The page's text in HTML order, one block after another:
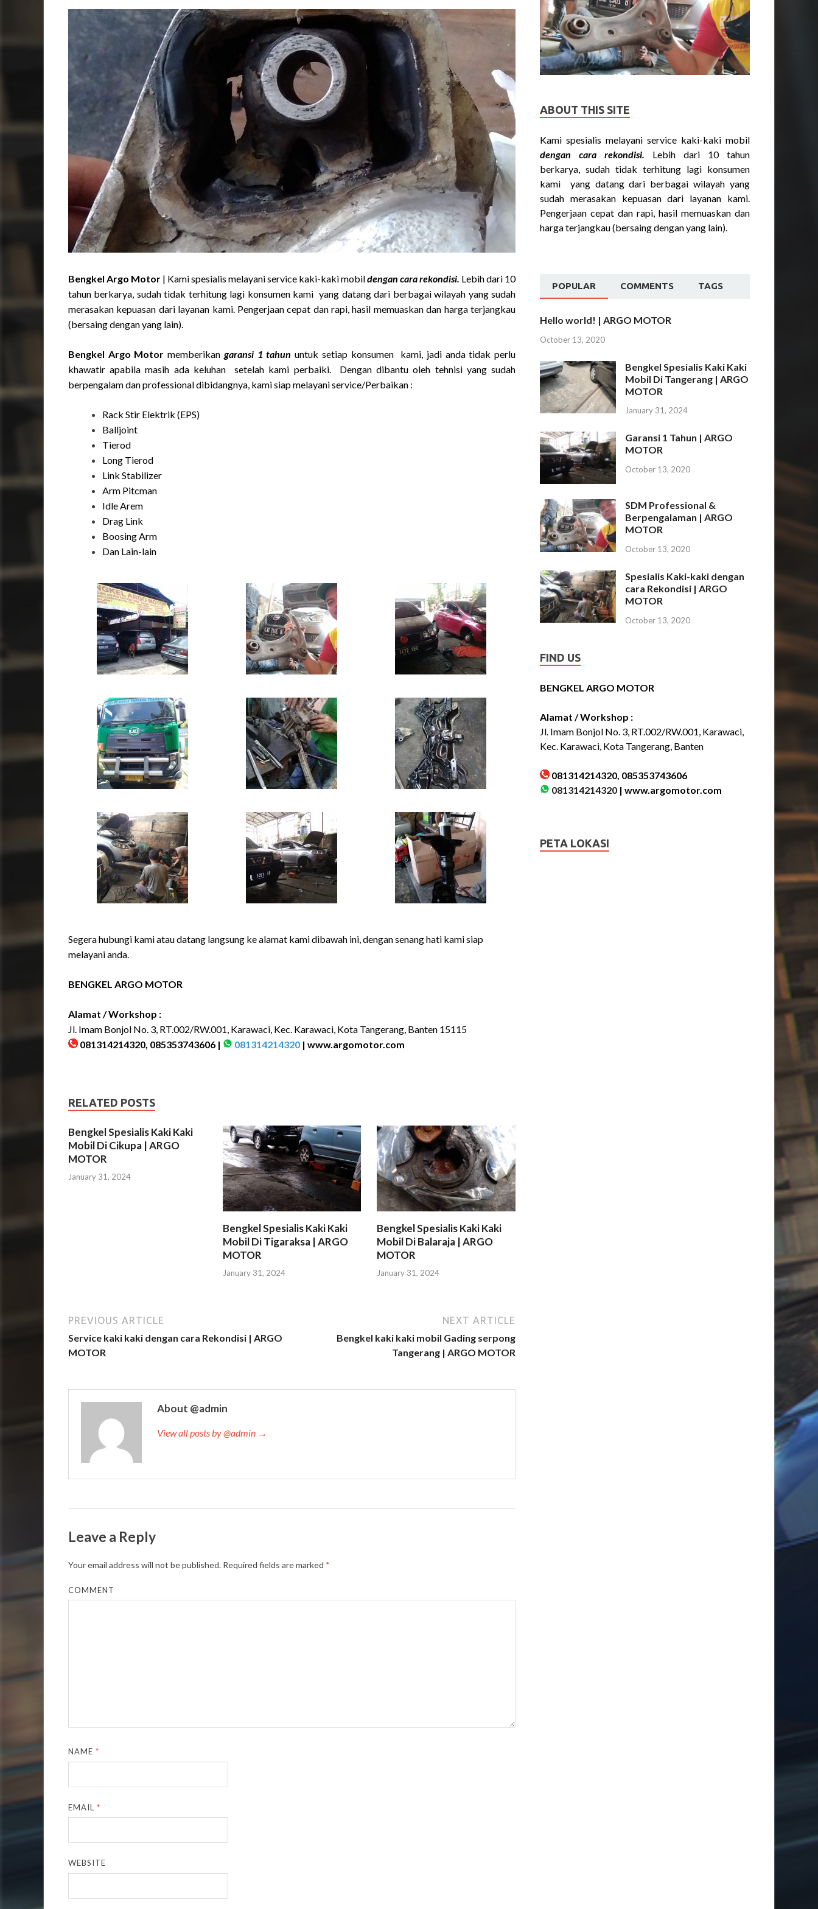
Bengkel Argo Motor | Kami spesialis melayani service kaki-kaki mobildengan cara rekondisi. Lebih dari 10
tahun berkarya, sudah tidak terhitung lagi konsumen kami yang datang dari berbagai wilayah yang sudah
merasakan kepuasan dari layanan kami. Pengerjaan cepat dan rapi, hasil memuaskan dan harga terjangkau
(bersaing dengan yang lain).
Bengkel Argo Motormemberikan garansi 1 tahun untuk setiap konsumen kami, jadi anda tidak perlu
khawatir apabila masih ada keluhan setelah kami perbaiki. Dengan dibantu oleh tehnisi yang sudah
berpengalam dan professional dibidangnya, kami siap melayani service/Perbaikan :
Rack Stir Elektrik (EPS)
Balljoint
Tierod
Long Tierod
Link Stabilizer
Arm Pitcman
Idle Arem
Drag Link
Boosing Arm
Dan Lain-lain
Segera hubungi kami atau datang langsung ke alamat kami dibawah ini, dengan senang hati kami siap
melayani anda.
BENGKEL ARGO MOTOR
Alamat / Workshop :
Jl. Imam Bonjol No. 3, RT.002/RW.001, Karawaci, Kec. Karawaci, Kota Tangerang, Banten 15115
081314214320, 085353743606 |
081314214320 | www.argomotor.com
RELATED POSTS
Bengkel Spesialis Kaki Kaki
Mobil Di Cikupa | ARGO
MOTOR
January 31, 2024
Bengkel Spesialis Kaki Kaki
Mobil Di Tigaraksa | ARGO
MOTOR
January 31, 2024
Bengkel Spesialis Kaki Kaki
Mobil Di Balaraja | ARGO
MOTOR
January 31, 2024
PREVIOUS ARTICLE
Service kaki kaki dengan cara Rekondisi | ARGO
MOTOR
NEXT ARTICLE
Bengkel kaki kaki mobil Gading serpong
Tangerang | ARGO MOTOR
About @admin
View all posts by @admin →
Leave a Reply
Your email address will not be published. Required fields are marked *
COMMENT
NAME*
EMAIL*
WEBSITE
ABOUT THIS SITE
Kami spesialis melayani service kaki-kaki mobil
dengan cara rekondisi.
Lebih dari 10 tahun
berkarya, sudah tidak terhitung lagi konsumen
kami yang datang dari berbagai wilayah yang
sudah merasakan kepuasan dari layanan kami.
Pengerjaan cepat dan rapi, hasil memuaskan dan
harga terjangkau (bersaing dengan yang lain).
POPULAR COMMENTS TAGS
Hello world! | ARGO MOTOR
October 13, 2020
Bengkel Spesialis Kaki Kaki
Mobil Di Tangerang | ARGO
MOTOR
January 31, 2024
Garansi 1 Tahun | ARGO
MOTOR
October 13, 2020
SDM Professional &
Berpengalaman | ARGO
MOTOR
October 13, 2020
Spesialis Kaki-kaki dengan
cara Rekondisi | ARGO
MOTOR
October 13, 2020
FIND US
BENGKEL ARGO MOTOR
Alamat / Workshop :
Jl. Imam Bonjol No. 3, RT.002/RW.001, Karawaci,
Kec. Karawaci, Kota Tangerang, Banten
081314214320, 085353743606
081314214320 |www.argomotor.com
PETA LOKASI